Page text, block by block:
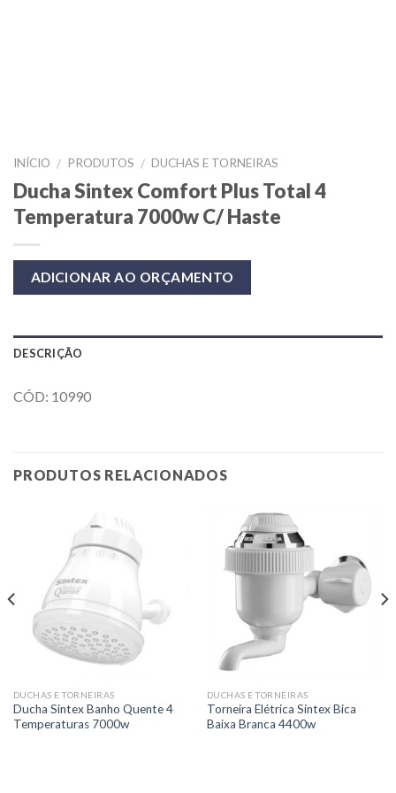
INÍCIO / PRODUTOS / DUCHAS E TORNEIRAS
Ducha Sintex Comfort Plus Total 4
Temperatura 7000w C/ Haste
ADICIONAR AO ORÇAMENTO
DESCRIÇÃO
CÓD: 10990
PRODUTOS RELACIONADOS
DUCHAS E TORNEIRAS
Ducha Sintex Banho Quente 4
Temperaturas 7000w
DUCHAS E TORNEIRAS
Torneira Elétrica Sintex Bica
Baixa Branca 4400w